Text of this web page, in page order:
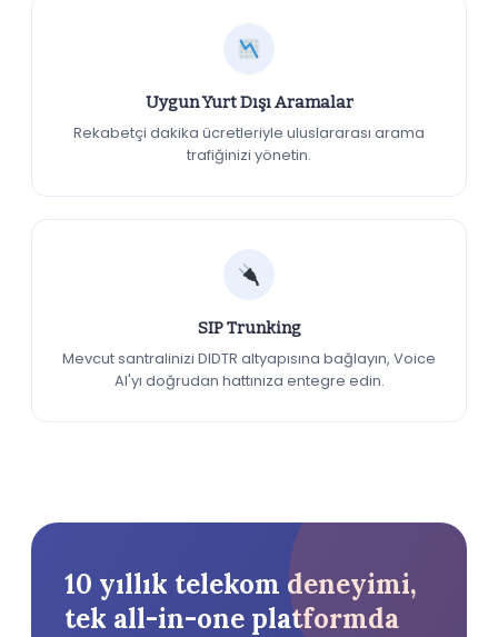
Uygun Yurt Dışı Aramalar
Rekabetçi dakika ücretleriyle uluslararası arama
trafiğinizi yönetin.
SIP Trunking
Mevcut santralinizi DIDTR altyapısına bağlayın, Voice
AI'yı doğrudan hattınıza entegre edin.
10 yıllık telekom deneyimi,
tek all-in-one platformda